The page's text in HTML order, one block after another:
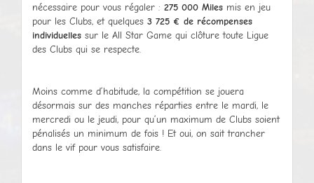
nécessaire pour vous régaler : 275 000 Miles mis en jeu
pour les Clubs, et quelques 3 725 € de récompenses
individuelles sur le All Star Game qui clôture toute Ligue
des Clubs qui se respecte.
Moins comme d’habitude, la compétition se jouera
désormais sur des manches réparties entre le mardi, le
mercredi ou le jeudi, pour qu’un maximum de Clubs soient
pénalisés un minimum de fois ! Et oui, on sait trancher
dans le vif pour vous satisfaire.